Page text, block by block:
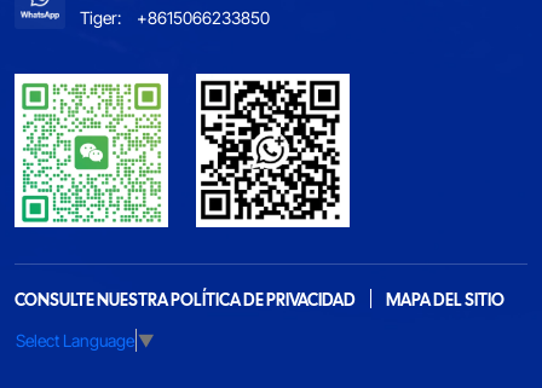
Tiger:
+8615066233850
CONSULTE NUESTRA POLÍTICA DE PRIVACIDAD
MAPA DEL SITIO
Select Language▼